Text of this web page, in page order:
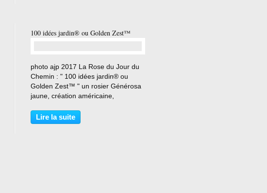
100 idées jardin® ou Golden Zest™
photo ajp 2017 La Rose du Jour du
Chemin : " 100 idées jardin® ou
Golden Zest™ " un rosier Générosa
jaune, création américaine,
pépinière Guillot . photo Andréa
Moro Ce rosier possède de très
Lire la suite